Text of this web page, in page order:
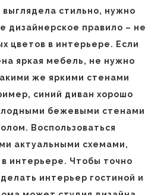
выглядела стильно, нужно
дизайнерское правило – не
цветов в интерьере. Если
яркая мебель, не нужно
же яркими стенами
синий диван хорошо
бежевыми стенами
Воспользоваться
актуальными схемами,
интерьере. Чтобы точно
интерьер гостиной и